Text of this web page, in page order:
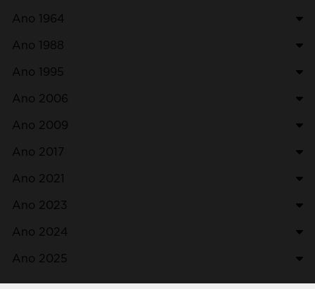
Ano 1964
Ano 1988
Ano 1995
Ano 2006
Ano 2009
Ano 2017
Ano 2021
Ano 2023
Ano 2024
Ano 2025